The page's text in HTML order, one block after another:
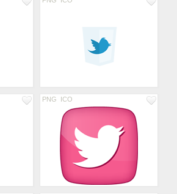
PNG ICO